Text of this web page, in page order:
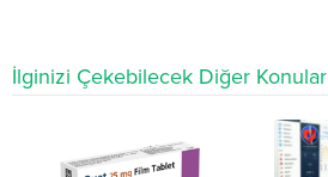
İlginizi Çekebilecek Diğer Konular